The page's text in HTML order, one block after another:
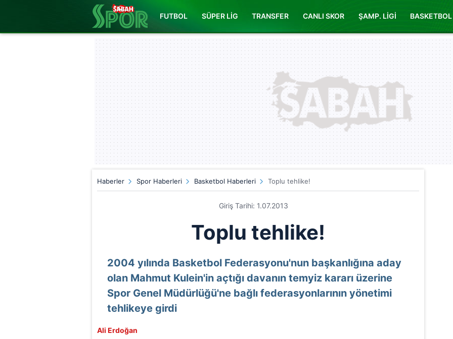
FUTBOL SÜPER LİG TRANSFER CANLI SKOR ŞAMP. LİGİ BASKETBOL
Haberler Spor Haberleri Basketbol Haberleri Toplu tehlike!
Giriş Tarihi: 1.07.2013
Toplu tehlike!
2004 yılında Basketbol Federasyonu'nun başkanlığına aday
olan Mahmut Kulein'in açtığı davanın temyiz kararı üzerine
Spor Genel Müdürlüğü'ne bağlı federasyonlarının yönetimi
tehlikeye girdi
Ali Erdoğan